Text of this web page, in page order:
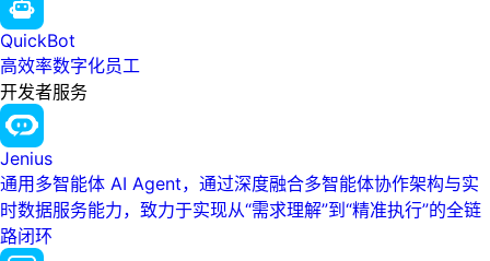
QuickBot
高效率数字化员工
开发者服务
Jenius
通用多智能体 AI Agent，通过深度融合多智能体协作架构与实
时数据服务能力，致力于实现从“需求理解”到“精准执行”的全链
路闭环